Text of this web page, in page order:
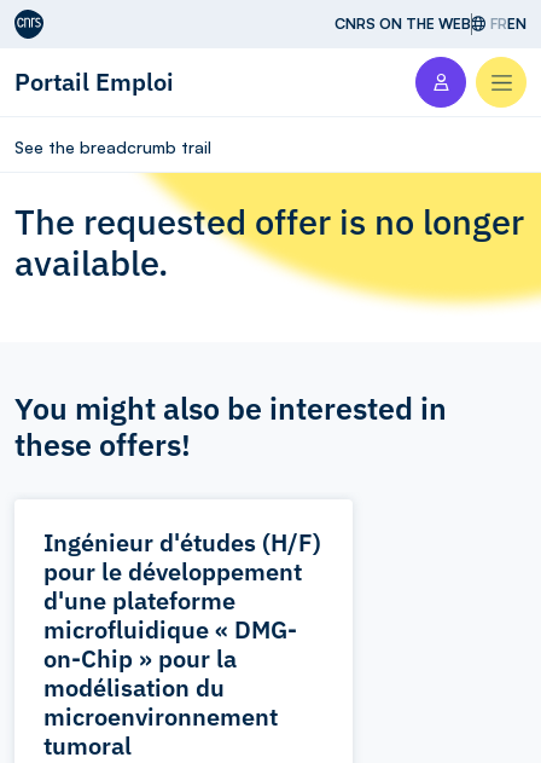
Aller au contenu CNRS ON THE WEB FREN
Portail Emploi
See the breadcrumb trail
The requested offer is no longer
available.
You might also be interested in
these offers!
Ingénieur d'études (H/F)
pour le développement
d'une plateforme
microfluidique « DMG-
on-Chip » pour la
modélisation du
microenvironnement
tumoral